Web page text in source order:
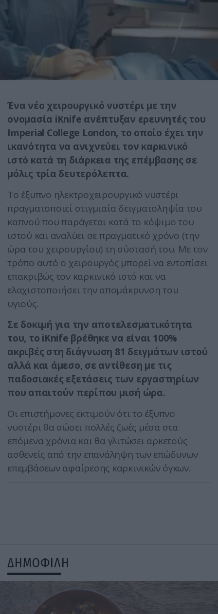
Ένα νέο χειρουργικό νυστέρι με την
ονομασία iKnife ανέπτυξαν ερευνητές του
Imperial College London, το οποίο έχει την
ικανότητα να ανιχνεύει τον καρκινικό
ιστό κατά τη διάρκεια της επέμβασης σε
μόλις τρία δευτερόλεπτα.
To έξυπνο ηλεκτροχειρουργικό νυστέρι
πραγματοποιεί στιγμιαία δειγματοληψία του
καπνού που παράγεται κατά το κόψιμο του
ιστού και αναλύει σε πραγματικό χρόνο (την
ώρα του χειρουργίου) τη σύστασή του. Με τον
τρόπο αυτό ο χειρουργός μπορεί να εντοπίσει
επακριβώς τον καρκινικό ιστό και να
ελαχιστοποιήσει την απομάκρυνση του
υγιούς.
Σε δοκιμή για την αποτελεσματικότητα
του, το iKnife βρέθηκε να είναι 100%
ακριβές στη διάγνωση 81 δειγμάτων ιστού
αλλά και άμεσο, σε αντίθεση με τις
παδοσιακές εξετάσεις των εργαστηρίων
που απαιτούν περίπου μισή ώρα.
Οι επιστήμονες εκτιμούν ότι το έξυπνο
νυστέρι θα σώσει πολλές ζωές μέσα στα
επόμενα χρόνια και θα γλιτώσει αρκετούς
ασθενείς από την επανάληψη των επώδυνων
επεμβάσεων αφαίρεσης καρκινικών όγκων.
ΔΗΜΟΦΙΛΗ